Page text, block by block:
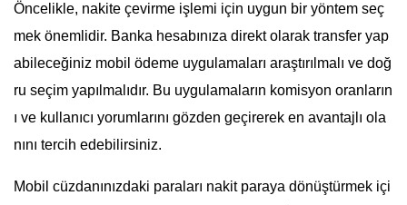
Öncelikle, nakite çevirme işlemi için uygun bir yöntem seç
mek önemlidir. Banka hesabınıza direkt olarak transfer yap
abileceğiniz mobil ödeme uygulamaları araştırılmalı ve doğ
ru seçim yapılmalıdır. Bu uygulamaların komisyon oranların
ı ve kullanıcı yorumlarını gözden geçirerek en avantajlı ola
nını tercih edebilirsiniz.
Mobil cüzdanınızdaki paraları nakit paraya dönüştürmek içi